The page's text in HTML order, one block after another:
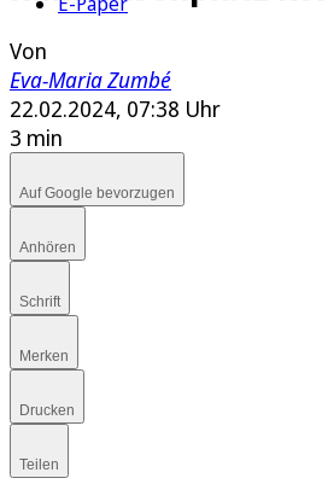
Von
Eva-Maria Zumbé
22.02.2024, 07:38 Uhr
3 min
Auf Google bevorzugen
Anhören
Schrift
Merken
Drucken
Teilen